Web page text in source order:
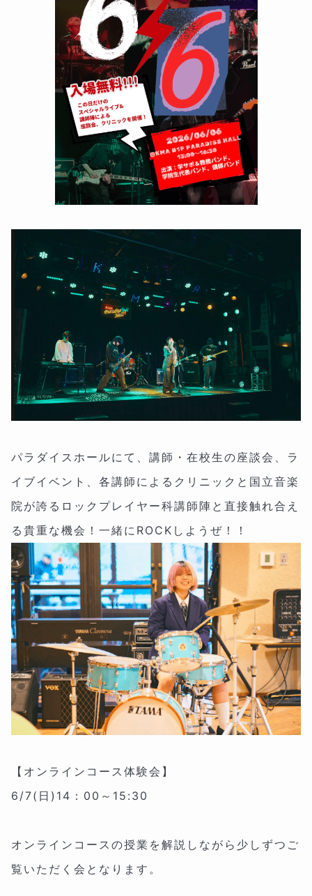
パラダイスホールにて、講師・在校生の座談会、ラ
イブイベント、各講師によるクリニックと国立音楽
院が誇るロックプレイヤー科講師陣と直接触れ合え
る貴重な機会！一緒にROCKしようぜ！！
【オンラインコース体験会】
6/7(日)14：00～15:30
オンラインコースの授業を解説しながら少しずつご
覧いただく会となります。